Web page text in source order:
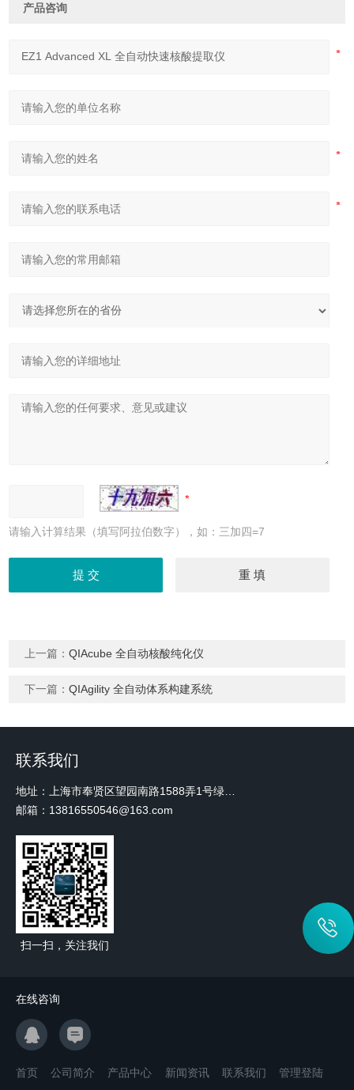
产品咨询
请输入计算结果（填写阿拉伯数字），如：三加四=7
上一篇：QIAcube 全自动核酸纯化仪
下一篇：QIAgility 全自动体系构建系统
联系我们
邮箱：13816550546@163.com
扫一扫，关注我们
在线咨询
首页 公司简介 产品中心 新闻资讯 联系我们 管理登陆